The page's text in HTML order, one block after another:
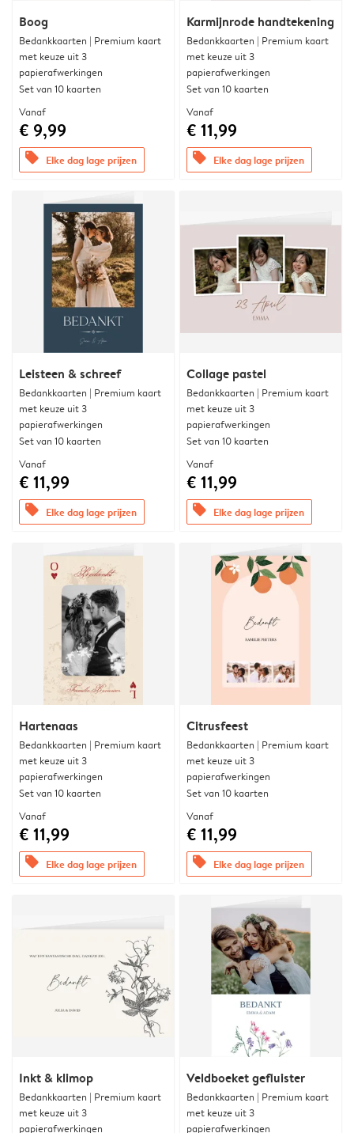
Boog
Bedankkaarten | Premium kaart
met keuze uit 3
papierafwerkingen
Set van 10 kaarten
Vanaf
€ 9,99
offers Elke dag lage prijzen
Karmijnrode handtekening
Bedankkaarten | Premium kaart
met keuze uit 3
papierafwerkingen
Set van 10 kaarten
Vanaf
€ 11,99
offers Elke dag lage prijzen
Leisteen & schreef
Bedankkaarten | Premium kaart
met keuze uit 3
papierafwerkingen
Set van 10 kaarten
Vanaf
€ 11,99
offers Elke dag lage prijzen
Collage pastel
Bedankkaarten | Premium kaart
met keuze uit 3
papierafwerkingen
Set van 10 kaarten
Vanaf
€ 11,99
offers Elke dag lage prijzen
Hartenaas
Bedankkaarten | Premium kaart
met keuze uit 3
papierafwerkingen
Set van 10 kaarten
Vanaf
€ 11,99
offers Elke dag lage prijzen
Citrusfeest
Bedankkaarten | Premium kaart
met keuze uit 3
papierafwerkingen
Set van 10 kaarten
Vanaf
€ 11,99
offers Elke dag lage prijzen
Inkt & klimop
Bedankkaarten | Premium kaart
met keuze uit 3
papierafwerkingen
Veldboeket gefluister
Bedankkaarten | Premium kaart
met keuze uit 3
papierafwerkingen